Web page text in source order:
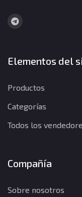
Elementos del
Productos
Categorías
Todos los
Compañía
Sobre nosotros